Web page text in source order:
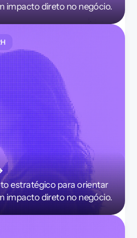
impacto direto no negócio.
estratégico para orientar
impacto direto no negócio.